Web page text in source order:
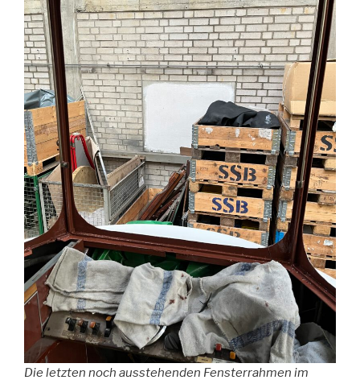
Die letzten noch ausstehenden Fensterrahmen im